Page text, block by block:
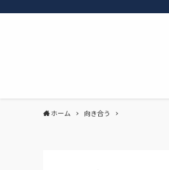
ホーム 向き合う